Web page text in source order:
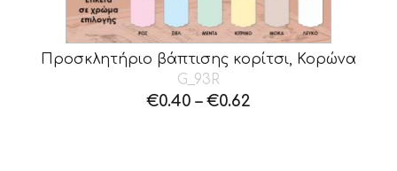
Προσκλητήριο βάπτισης κορίτσι, Κορώνα
G_93R
€0.40 – €0.62